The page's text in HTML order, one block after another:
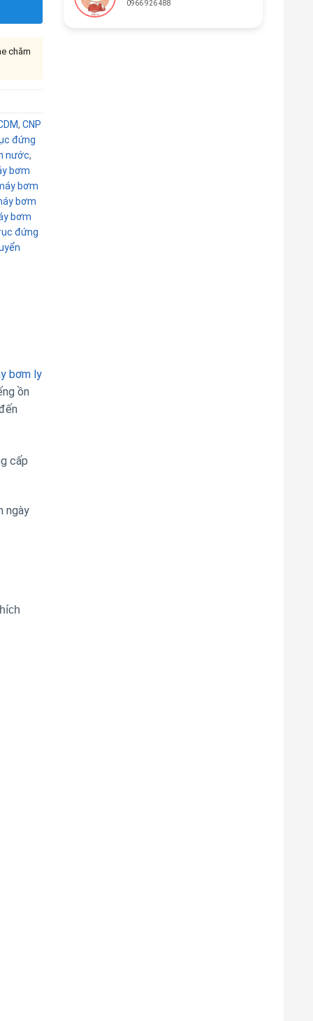
0966 926 488
chăm
, CNP
đứng
nước,
bơm
bơm
bơm
bơm
đứng
bơm ly
ồn
cấp
ngày